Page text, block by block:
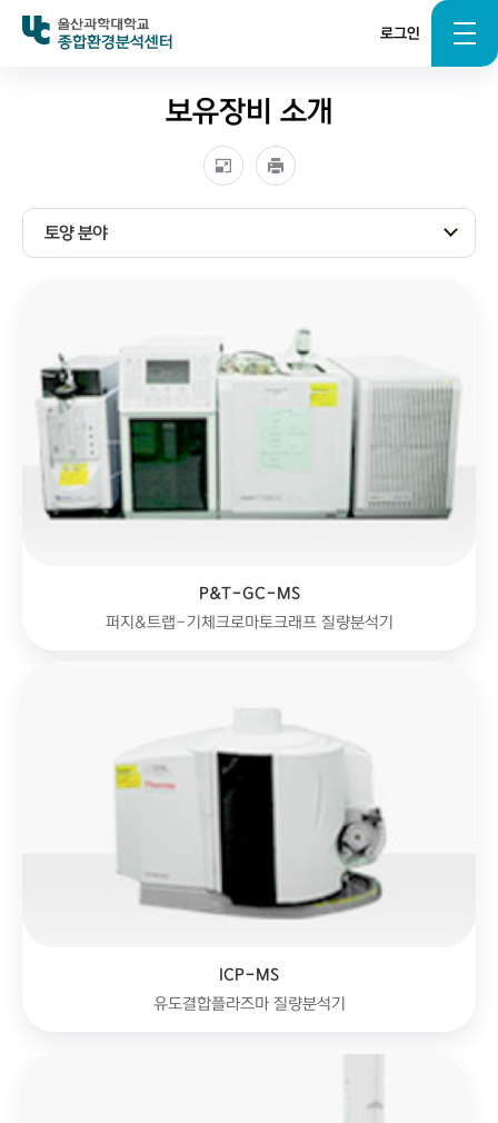
로그인
종합환경분석센터
보유장비 소개
토양 분야
P&T-GC-MS
퍼지&트랩-기체크로마토크래프 질량분석기
ICP-MS
유도결합플라즈마 질량분석기